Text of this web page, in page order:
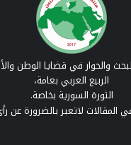
والحوار في قضايا الوطن
الربيع العربي بعامة،
الثورة السورية بخاصة.
في المقالات لاتعبر بالضرورة عن